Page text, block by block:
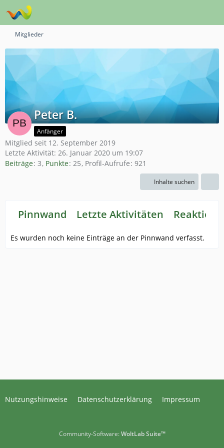
Mitglieder
Peter B.
Anfänger
Mitglied seit 12. September 2019
Letzte Aktivität: 26. Januar 2020 um 19:07
Beiträge 3 Punkte 25 Profil-Aufrufe 921
Inhalte suchen
Pinnwand Letzte Aktivitäten
Es wurden noch keine Einträge an der Pinnwand verfasst.
Nutzungshinweise Datenschutzerklärung Impressum
Community-Software:WoltLab Suite™